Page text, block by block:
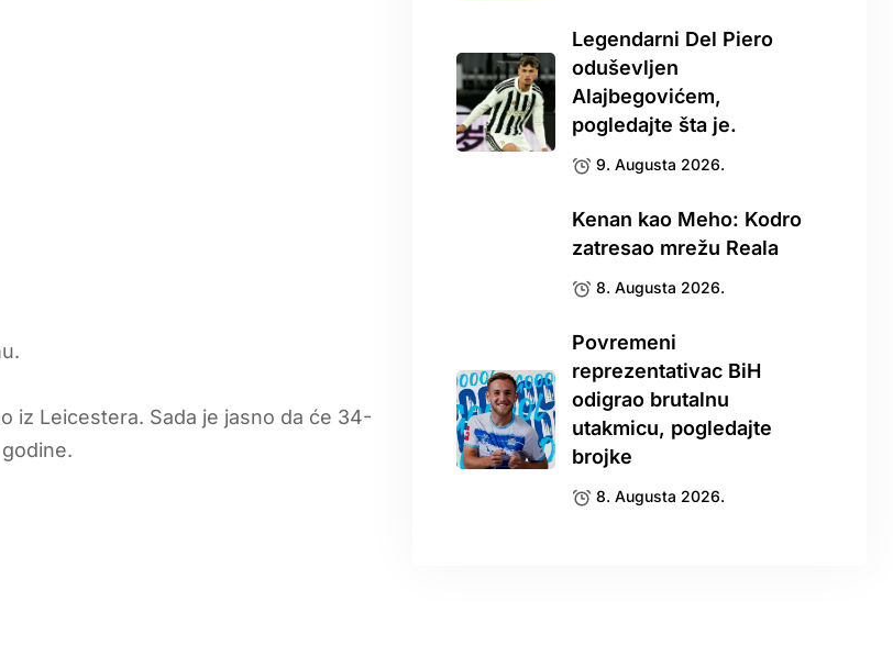
iz Leicestera. Sada je jasno da će 34-
Legendarni Del Piero
oduševljen
Alajbegovićem,
pogledajte šta je.
9. Augusta 2026.
Kenan kao Meho: Kodro
zatresao mrežu Reala
8. Augusta 2026.
Povremeni
reprezentativac BiH
odigrao brutalnu
utakmicu, pogledajte
brojke
8. Augusta 2026.